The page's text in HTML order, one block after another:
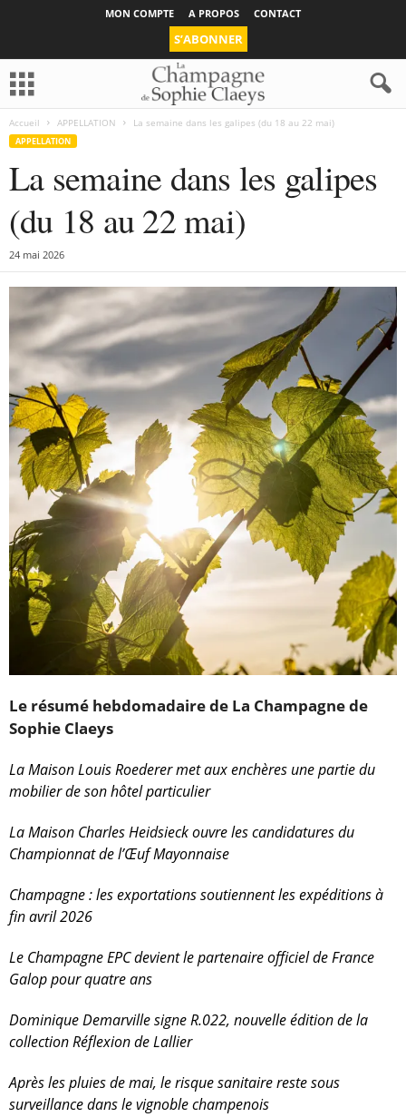
MON COMPTE A PROPOS CONTACT
S’ABONNER
Accueil APPELLATION La semaine dans les galipes (du 18 au 22 mai)
APPELLATION
La semaine dans les galipes
(du 18 au 22 mai)
24 mai 2026
Le résumé hebdomadaire de La Champagne de
Sophie Claeys
La Maison Louis Roederer met aux enchères une partie du
mobilier de son hôtel particulier
La Maison Charles Heidsieck ouvre les candidatures du
Championnat de l’Œuf Mayonnaise
Champagne : les exportations soutiennent les expéditions à
fin avril 2026
Le Champagne EPC devient le partenaire officiel de France
Galop pour quatre ans
Dominique Demarville signe R.022, nouvelle édition de la
collection Réflexion de Lallier
Après les pluies de mai, le risque sanitaire reste sous
surveillance dans le vignoble champenois